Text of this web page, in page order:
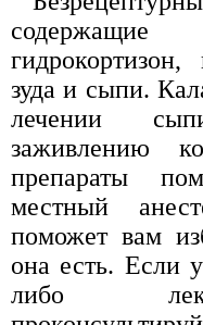
зуда и сыпи.
лечении
заживлению
препараты
местный
поможет вам
она есть. Если
либо